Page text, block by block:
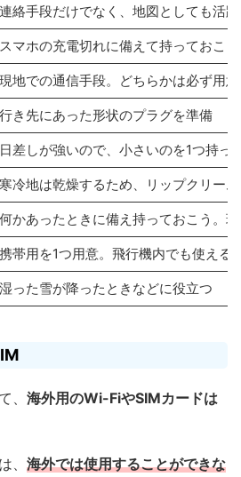
連絡手段だけでなく、地図としても活
スマホの充電切れに備えて持っておこう
現地での通信手段。どちらかは必ず用
行き先にあった形状のプラグを準備
日差しが強いので、小さいのを1つ持っ
寒冷地は乾燥するため、リップクリー
何かあったときに備え持っておこう。
携帯用を1つ用意。飛行機内でも使える
湿った雪が降ったときなどに役立つ
、 海外用のWi-FiやSIMカードは
、 海外では使用することができな